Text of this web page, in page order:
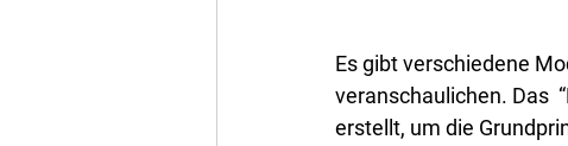
Es gibt verschiedene
veranschaulichen. Das
erstellt, um die